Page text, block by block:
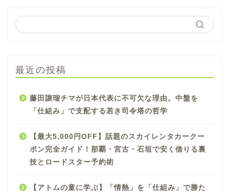
最近の投稿
藤田譲瑠チマが日本代表に不可欠な理由。中盤を
「仕組み」で支配する若き司令塔の哲学
【最大5,000円OFF】話題のスカイレンタカークー
ポン完全ガイド！那覇・宮古・石垣で安く借りる裏
技とロードスター予約術
【アトムの童に学ぶ】「情熱」を「仕組み」で勝た